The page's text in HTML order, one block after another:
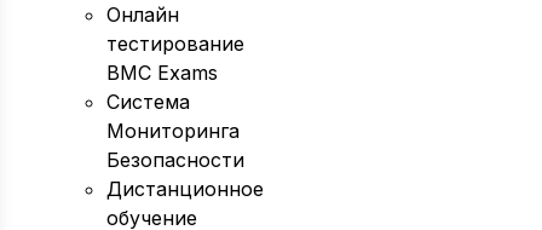
Онлайн
тестирование
BMC Exams
Система
Мониторинга
Безопасности
Дистанционное
обучение